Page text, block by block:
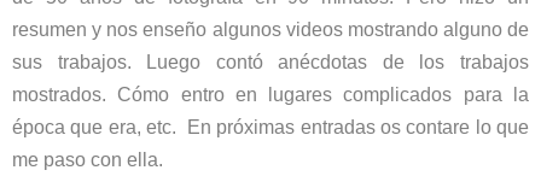
resumen y nos enseño algunos videos mostrando alguno de
sus trabajos. Luego contó anécdotas de los trabajos
mostrados. Cómo entro en lugares complicados para la
época que era, etc. En próximas entradas os contare lo que
me paso con ella.